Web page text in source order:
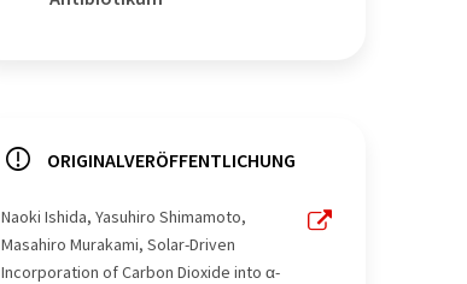
ORIGINALVERÖFFENTLICHUNG
Naoki Ishida, Yasuhiro Shimamoto,
Masahiro Murakami, Solar-Driven
Incorporation of Carbon Dioxide into α-